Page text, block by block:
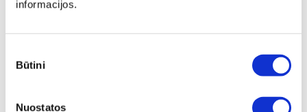
informacijos.
pasirinkimas
Būtini
Nuostatos